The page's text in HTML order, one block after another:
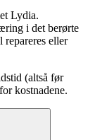
Lydia.
i det berørte
repareres eller
(altså før
kostnadene.